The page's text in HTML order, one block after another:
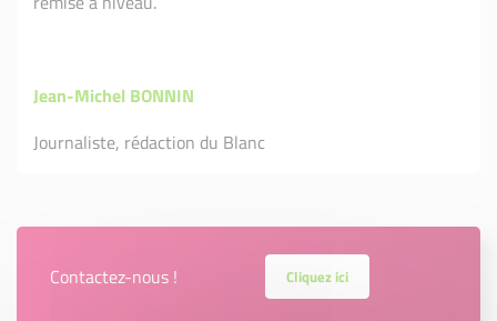
Jean-Michel BONNIN
Journaliste, rédaction du Blanc
Contactez-nous ! Cliquez ici